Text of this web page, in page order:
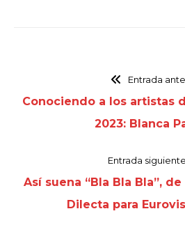
Entrada
Conociendo a los artistas
2023: Blanca
Entrada siguiente
Así suena “Bla Bla Bla”,
Dilecta para